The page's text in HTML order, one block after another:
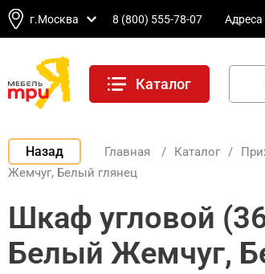
г.Москва 8 (800) 555-78-07
Каталог
Назад Главная / Каталог /
Жемчуг, Белый глянец
Шкаф угловой
Белый Жемчуг,